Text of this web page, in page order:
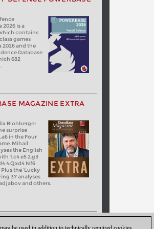
2026 is a
contains
games
2026 and the
Database
682
MAGAZINE EXTRA
Blohberger
surprise
in the Four
Mihail
the English
1.c4 e5 2.g3
4.Qxd4 Nf6
Plus the ‘Lucky
37 analyses
and others.